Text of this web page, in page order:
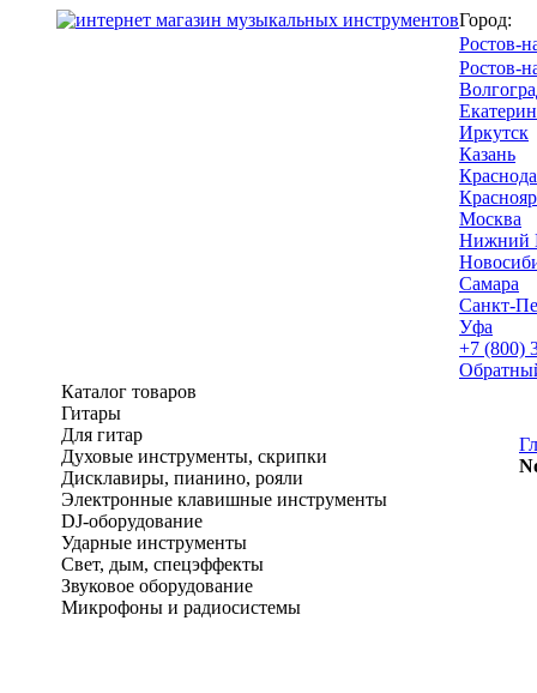
Город:
Ростов-
Ростов-
Иркутск
Казань
Москва
Нижний
Самара
Санкт-
Уфа
+7 (800)
Каталог товаров
Гитары
Для гитар
Духовые инструменты, скрипки
Дисклавиры, пианино, рояли
Электронные клавишные инструменты
DJ-оборудование
Ударные инструменты
Свет, дым, спецэффекты
Звуковое оборудование
Микрофоны и радиосистемы